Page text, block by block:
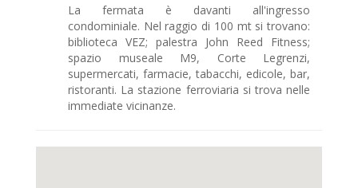
La fermata è davanti all'ingresso
condominiale. Nel raggio di 100 mt si trovano:
biblioteca VEZ; palestra John Reed Fitness;
spazio museale M9, Corte Legrenzi,
supermercati, farmacie, tabacchi, edicole, bar,
ristoranti. La stazione ferroviaria si trova nelle
immediate vicinanze.